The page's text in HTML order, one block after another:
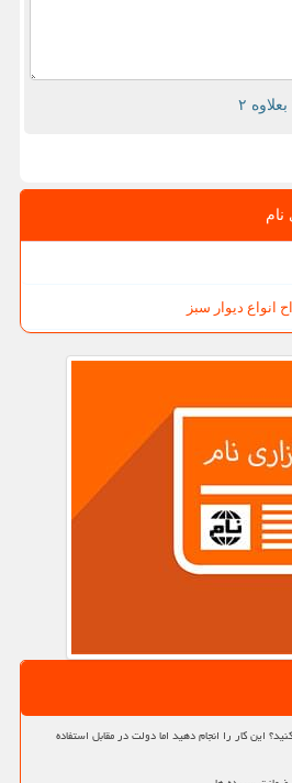
نام
دیوار سبز
این کار را انجام دهید اما دولت در مقابل استفاده